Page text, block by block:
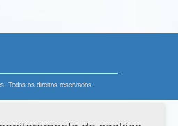
Todos os direitos reservados.